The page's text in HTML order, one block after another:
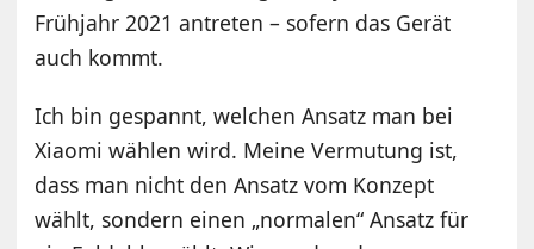
Frühjahr 2021 antreten – sofern das Gerät
auch kommt.
Ich bin gespannt, welchen Ansatz man bei
Xiaomi wählen wird. Meine Vermutung ist,
dass man nicht den Ansatz vom Konzept
wählt, sondern einen „normalen“ Ansatz für